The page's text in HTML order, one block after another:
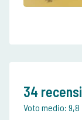
34
Voto medio: 9,8